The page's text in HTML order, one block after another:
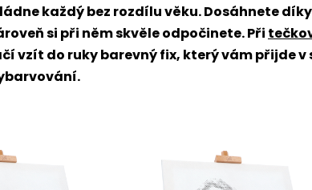
každý bez rozdílu věku. Dosáhnete
si při něm skvěle odpočinete. Při
vzít do ruky barevný fix, který vám přijde